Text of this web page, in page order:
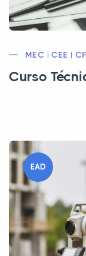
MEC | CEE |
Curso
EAD